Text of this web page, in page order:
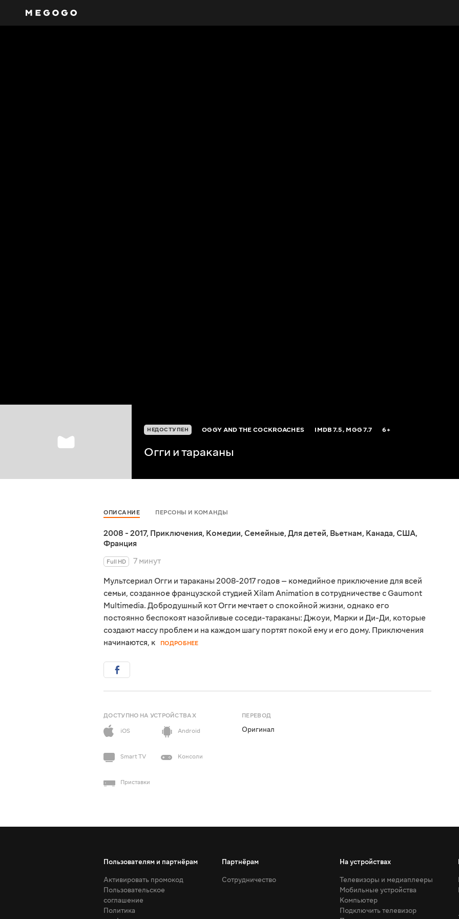
НЕДОСТУПЕН OGGY AND THE COCKROACHES IMDB7.5, MGG7.7 6+
Огги и тараканы
ОПИСАНИЕ ПЕРСОНЫ И КОМАНДЫ
2008 - 2017, Приключения, Комедии, Семейные, Для детей, Вьетнам, Канада, США,
Франция
Full HD
7 минут
Мультсериал Огги и тараканы 2008-2017 годов — комедийное приключение для всей
семьи, созданное французской студией Xilam Animation в сотрудничестве с Gaumont
Multimedia. Добродушный кот Огги мечтает о спокойной жизни, однако его
постоянно беспокоят назойливые соседи-тараканы: Джоуи, Марки и Ди-Ди, которые
создают массу проблем и на каждом шагу портят покой ему и его дому. Приключения
начинаются, к
ПОДРОБНЕЕ
ДОСТУПНО НА УСТРОЙСТВАХ
iOS
Android
Smart TV Консоли
Приставки
ПЕРЕВОД
Оригинал
Пользователям и партнёрам
Активировать промокод
Пользовательское
соглашение
Политика
Партнёрам
Сотрудничество
На устройствах
Телевизоры и медиаплееры
Мобильные устройства
Компьютер
Подключить телевизор